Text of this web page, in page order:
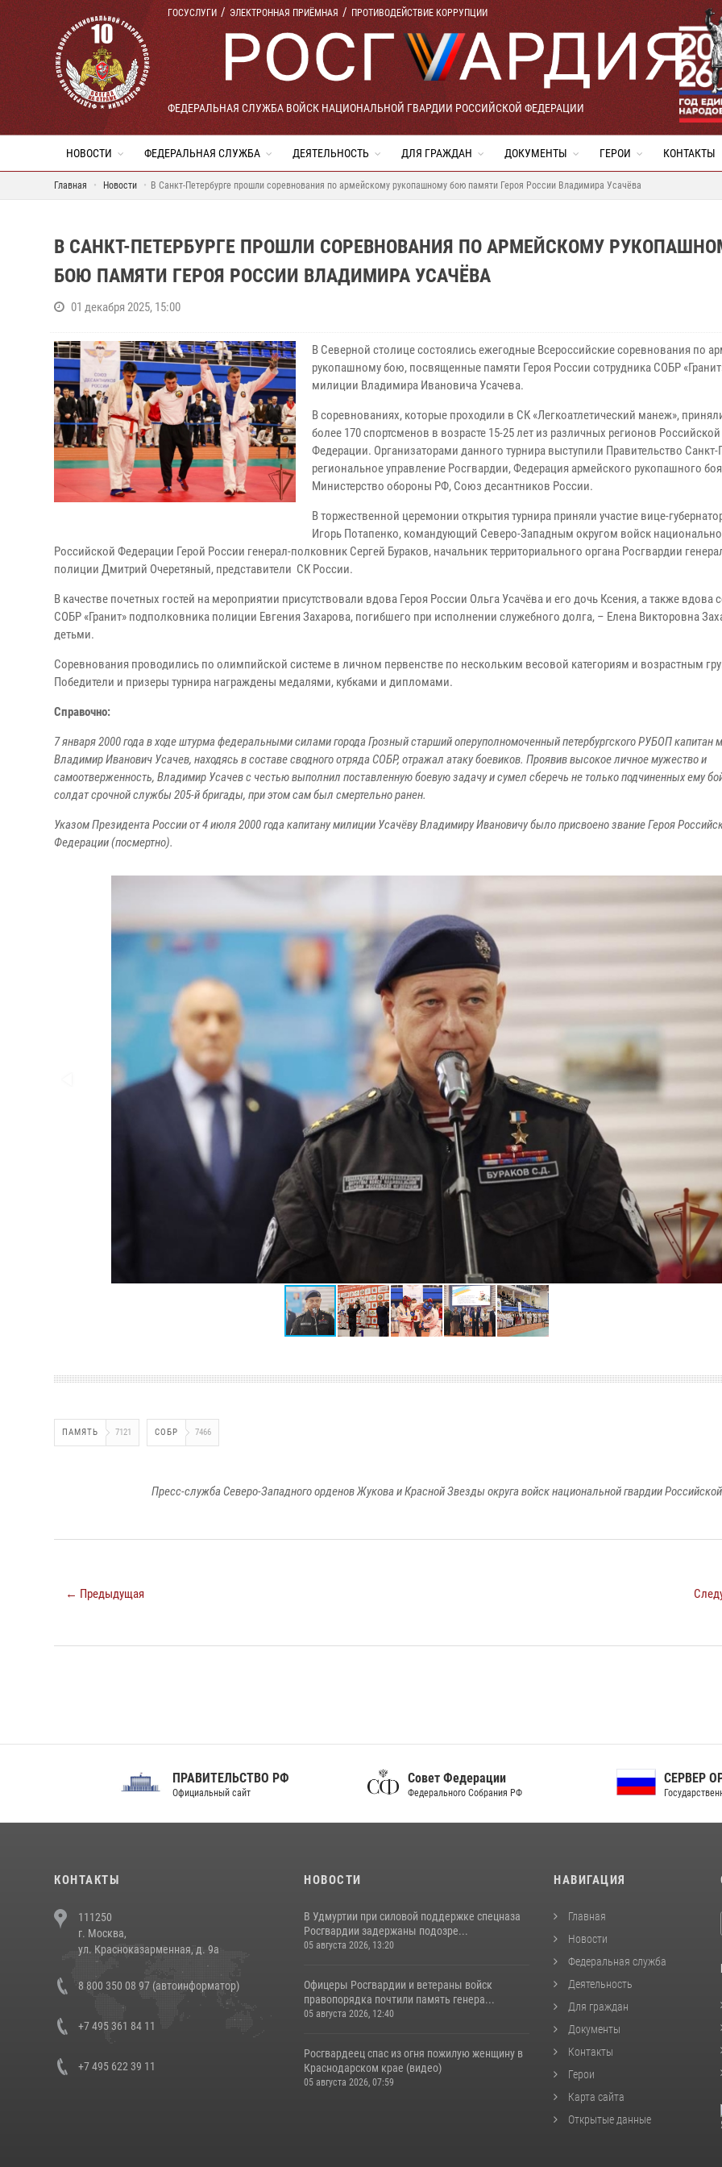
ГОСУСЛУГИ ЭЛЕКТРОННАЯ ПРИЁМНАЯ ПРОТИВОДЕЙСТВИЕ КОРРУПЦИИ
ФЕДЕРАЛЬНАЯ СЛУЖБА ВОЙСК НАЦИОНАЛЬНОЙ ГВАРДИИ РОССИЙСКОЙ ФЕДЕРАЦИИ
НОВОСТИ ФЕДЕРАЛЬНАЯ СЛУЖБА ДЕЯТЕЛЬНОСТЬ ДЛЯ ГРАЖДАН ДОКУМЕНТЫ ГЕРОИ КОНТАКТЫ
Главная Новости В Санкт-Петербурге прошли соревнования по армейскому рукопашному бою памяти Героя России Владимира Усачёва
В САНКТ-ПЕТЕРБУРГЕ ПРОШЛИ СОРЕВНОВАНИЯ ПО АРМЕЙСКОМУ
БОЮ ПАМЯТИ ГЕРОЯ РОССИИ ВЛАДИМИРА УСАЧЁВА
01 декабря 2025, 15:00
В Северной столице состоялись ежегодные Всероссийские соревнования по
рукопашному бою, посвященные памяти Героя России сотрудника СОБР
милиции Владимира Ивановича Усачева.
В соревнованиях, которые проходили в СК «Легкоатлетический манеж»,
более 170 спортсменов в возрасте 15-25 лет из различных регионов Российской
Федерации. Организаторами данного турнира выступили Правительство Санкт-
региональное управление Росгвардии, Федерация армейского рукопашного
Министерство обороны РФ, Союз десантников России.
В торжественной церемонии открытия турнира приняли участие вице-
Игорь Потапенко, командующий Северо-Западным округом войск
Российской Федерации Герой России генерал-полковник Сергей Бураков, начальник территориального органа Росгвардии
полиции Дмитрий Очеретяный, представители СК России.
В качестве почетных гостей на мероприятии присутствовали вдова Героя России Ольга Усачёва и его дочь Ксения, а также вдова
СОБР «Гранит» подполковника полиции Евгения Захарова, погибшего при исполнении служебного долга, – Елена Викторовна
детьми.
Соревнования проводились по олимпийской системе в личном первенстве по нескольким весовой категориям и возрастным
Победители и призеры турнира награждены медалями, кубками и дипломами.
Справочно:
7 января 2000 года в ходе штурма федеральными силами города Грозный старший оперуполномоченный петербургского РУБОП капитан
Владимир Иванович Усачев, находясь в составе сводного отряда СОБР, отражал атаку боевиков. Проявив высокое личное мужество и
самоотверженность, Владимир Усачев с честью выполнил поставленную боевую задачу и сумел сберечь не только подчиненных ему
солдат срочной службы 205-й бригады, при этом сам был смертельно ранен.
Указом Президента России от 4 июля 2000 года капитану милиции Усачёву Владимиру Ивановичу было присвоено звание Героя
Федерации (посмертно).
ПАМЯТЬ 7121 СОБР 7466
Пресс-служба Северо-Западного орденов Жукова и Красной Звезды округа войск национальной гвардии
← Предыдущая
ПРАВИТЕЛЬСТВО РФ
Официальный сайт
Совет Федерации
Федерального Собрания РФ
СЕРВЕР ОРГАНОВ
Государственной власти РФ
КОНТАКТЫ
111250
г. Москва,
ул. Красноказарменная, д. 9а
8 800 350 08 97 (автоинформатор)
+7 495 361 84 11
+7 495 622 39 11
НОВОСТИ
В Удмуртии при силовой поддержке спецназа
Росгвардии задержаны подозре...
05 августа 2026, 13:20
Офицеры Росгвардии и ветераны войск
правопорядка почтили память генера...
05 августа 2026, 12:40
Росгвардеец спас из огня пожилую женщину в
Краснодарском крае (видео)
05 августа 2026, 07:59
НАВИГАЦИЯ
Главная
Новости
Федеральная служба
Деятельность
Для граждан
Документы
Контакты
Герои
Карта сайта
Открытые данные